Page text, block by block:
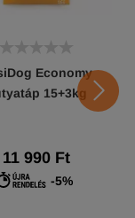
Economy
15+3kg
11 990 Ft
-5%